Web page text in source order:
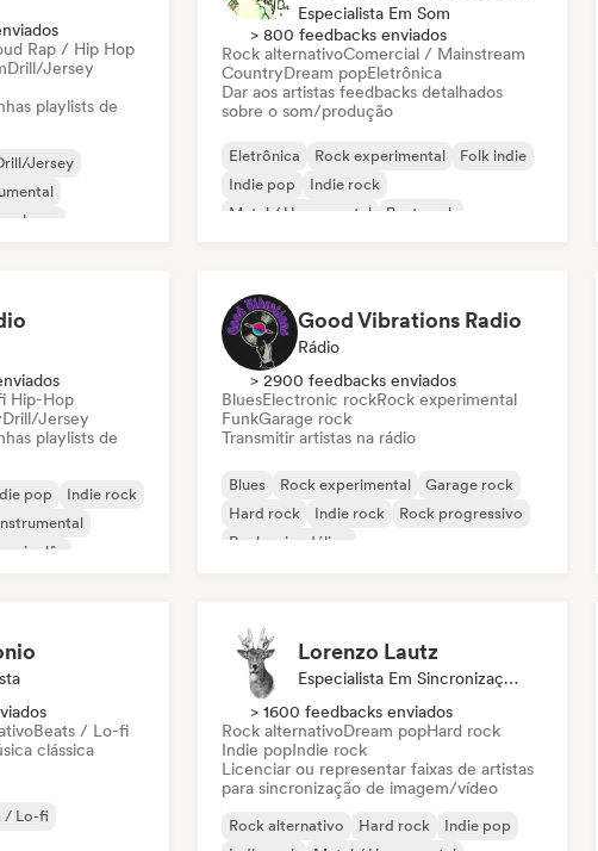
Rap / Hip Hop
Drill/Jersey
playlists de
Jersey
urbano
Especialista Em Som
> 800 feedbacks enviados
Rock alternativoComercial / Mainstream
CountryDream popEletrônica
Dar aos artistas feedbacks detalhados
sobre o som/produção
Eletrônica Rock experimental
Folk indie
Indie pop
Indie rock
Metal / Heavy metal
Post punk
Hip-Hop
Drill/Jersey
playlists de
pop
Indie rock
inglês
Good Vibrations Radio
Rádio
> 2900 feedbacks enviados
BluesElectronic rockRock experimental
FunkGarage rock
Transmitir artistas na rádio
Blues Rock experimental
Garage rock
Hard rock
Indie rock
Rock progressivo
Rock psicodélico
Beats / Lo-fi
clássica
/ Lo-fi
Lorenzo Lautz
Especialista Em Sincronização
> 1600 feedbacks enviados
Rock alternativoDream popHard rock
Indie popIndie rock
Licenciar ou representar faixas de artistas
para sincronização de imagem/vídeo
Rock alternativo Hard rock
Indie pop